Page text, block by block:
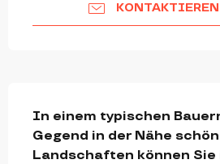
In einem typischen
Gegend in der Nähe
Landschaften können Sie